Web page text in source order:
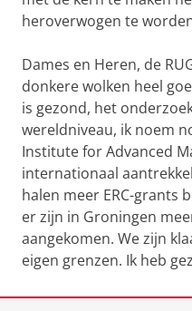
heroverwogen te
Dames en Heren, de
donkere wolken heel
is gezond, het
wereldniveau, ik noem
Institute for Advanced
internationaal
halen meer ERC-grants
er zijn in Groningen
aangekomen. We zijn
eigen grenzen. Ik heb